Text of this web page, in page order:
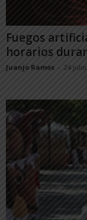
Fuegos
horarios
Juanjo Ramos - 24